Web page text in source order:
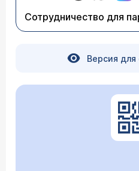
Сотрудничество для
Версия